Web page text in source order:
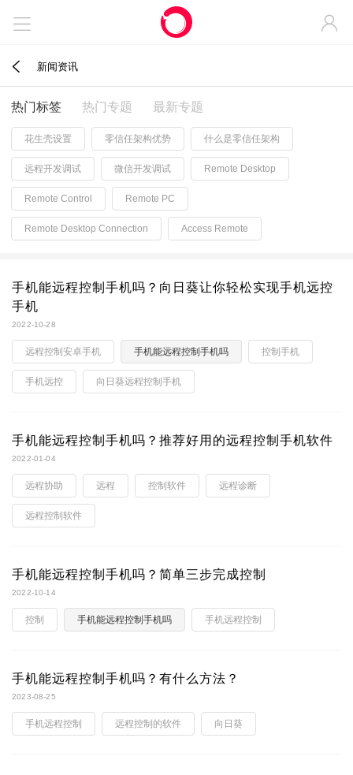
 
 新闻资讯
热门标签 热门专题 最新专题
花生壳设置 零信任架构优势 什么是零信任架构
远程开发调试 微信开发调试 Remote Desktop
Remote Control Remote PC
Remote Desktop Connection Access Remote
手机能远程控制手机吗？向日葵让你轻松实现手机远控
手机
2022-10-28
远程控制安卓手机 手机能远程控制手机吗 控制手机
手机远控 向日葵远程控制手机
手机能远程控制手机吗？推荐好用的远程控制手机软件
2022-01-04
远程协助 远程 控制软件 远程诊断
远程控制软件
手机能远程控制手机吗？简单三步完成控制
2022-10-14
控制 手机能远程控制手机吗 手机远程控制
手机能远程控制手机吗？有什么方法？
2023-08-25
手机远程控制 远程控制的软件 向日葵